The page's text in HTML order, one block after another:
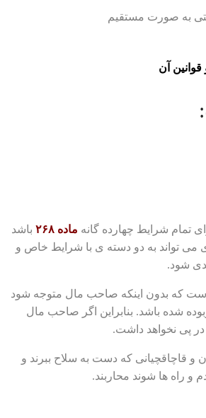
آن
تمام شرایط چهارده گانه ماده ۲۶۸
باشد
تواند به دو دسته ی با شرایط خاص و
شود.
که بدون اینکه صاحب مال متوجه شود
شده باشد. بنابراین اگر صاحب مال
پی نخواهد داشت.
و قاچاقچیانی که دست به سلاح ببرند و
راه ها شوند محاربند.